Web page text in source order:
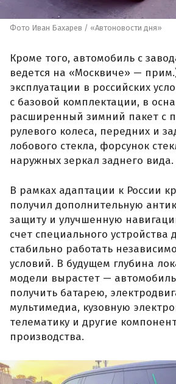
Фото Иван Бахарев / «Автоновости дня»
Кроме того, автомобиль с
ведется на «Москвиче» —
эксплуатации в российских
с базовой комплектации, в
расширенный зимний пакет с
рулевого колеса, передних и
лобового стекла, форсунок
наружных зеркал заднего вида.
В рамках адаптации к России
получил дополнительную
защиту и улучшенную
счет специального устройства
стабильно работать
условий. В будущем глубина
модели вырастет —
получить батарею,
мультимедиа, кузовную
телематику и другие
производства.